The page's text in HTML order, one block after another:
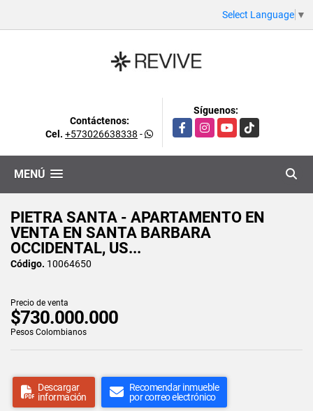
Select Language ▼
Contáctenos:
Cel. +573026638338 -
Síguenos:
FacebookInstagramYouTubeTikTok
MENÚ
PIETRA SANTA - APARTAMENTO EN
VENTA EN SANTA BARBARA
OCCIDENTAL, US...
Código. 10064650
Precio de venta
$730.000.000
Pesos Colombianos
Descargar
información
Recomendar inmueble
por correo electrónico